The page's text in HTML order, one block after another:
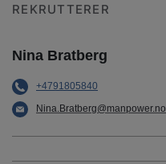
REKRUTTERER
Nina Bratberg
+4791805840
Nina.Bratberg@manpower.no